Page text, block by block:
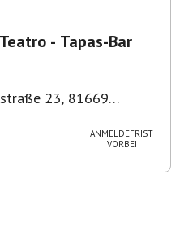
- Tapas-Bar
23, 81669
ANMELDEFRIST
VORBEI